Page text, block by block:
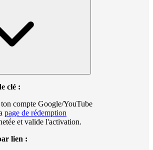
clé :
compte Google/YouTube
page de rédemption
et valide l'activation.
lien :